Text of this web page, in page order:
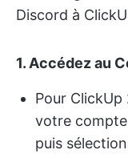
Discord à
1. Accédez au
Pour
votre
puis